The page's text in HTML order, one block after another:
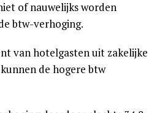
of nauwelijks worden
btw-verhoging.
van hotelgasten uit zakelijke
de hogere btw